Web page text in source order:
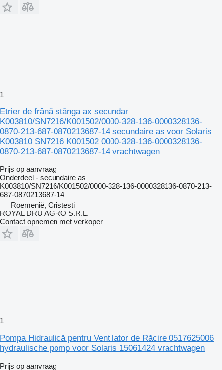
1
Etrier de frână stânga ax secundar
K003810/SN7216/K001502/0000-328-136-0000328136-
0870-213-687-0870213687-14 secundaire as voor Solaris
K003810 SN7216 K001502 0000-328-136-0000328136-
0870-213-687-0870213687-14 vrachtwagen
Prijs op aanvraag
Onderdeel - secundaire as
K003810/SN7216/K001502/0000-328-136-0000328136-0870-213-
687-0870213687-14
Roemenië, Cristesti
ROYAL DRU AGRO S.R.L.
Contact opnemen met verkoper
1
Pompa Hidraulică pentru Ventilator de Răcire 0517625006
hydraulische pomp voor Solaris 15061424 vrachtwagen
Prijs op aanvraag